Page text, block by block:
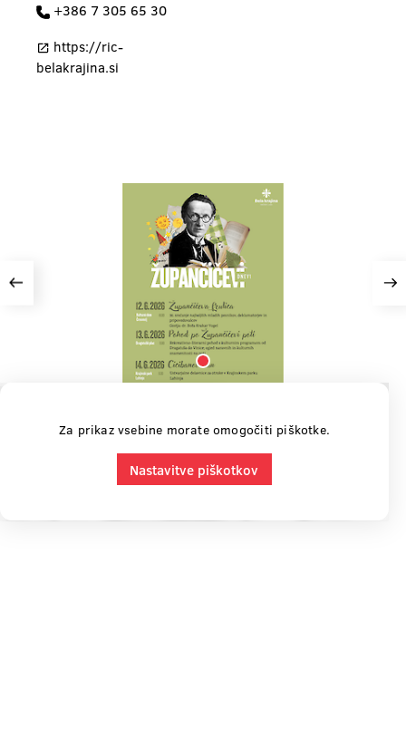
+386 7 305 65 30
https://ric-
belakrajina.si
Previous
Za prikaz vsebine morate omogočiti piškotke.
Nastavitve piškotkov